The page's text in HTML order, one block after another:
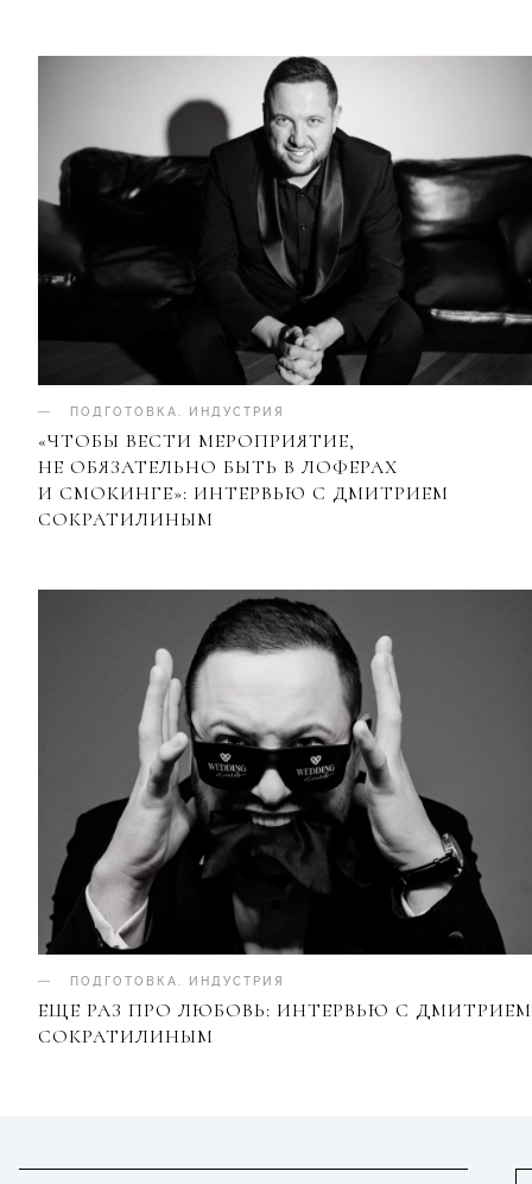
ПОДГОТОВКА ИНДУСТРИЯ
«ЧТОБЫ ВЕСТИ МЕРОПРИЯТИЕ,
НЕ ОБЯЗАТЕЛЬНО БЫТЬ В ЛОФЕРАХ
И СМОКИНГЕ»: ИНТЕРВЬЮ С ДМИТРИЕМ
СОКРАТИЛИНЫМ
ПОДГОТОВКА ИНДУСТРИЯ
ЕЩЕ РАЗ ПРО ЛЮБОВЬ: ИНТЕРВЬЮ С ДМИТРИЕМ
СОКРАТИЛИНЫМ